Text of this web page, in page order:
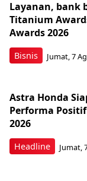
Bisnis
Layanan, bank
Titanium
Awards 2026
Jumat, 7
Headline
Astra Honda
Performa
2026
Jumat,